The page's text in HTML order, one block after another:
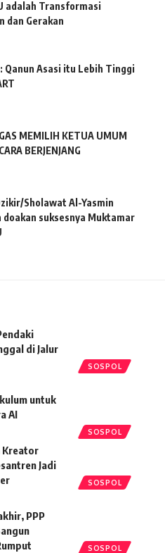
adalah Transformasi
dan Gerakan
Qanun Asasi itu Lebih Tinggi
MEMILIH KETUA UMUM
BERJENJANG
Sholawat Al-Yasmin
doakan suksesnya Muktamar
SOSPOL
di Jalur
SOSPOL
untuk
AI
SOSPOL
Kreator
Jadi
SOSPOL
PPP